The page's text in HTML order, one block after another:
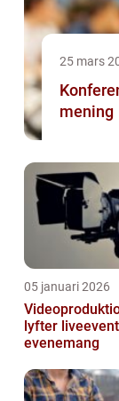
25 mars
Konferens
mening
05 januari 2026
lyfter
evenemang